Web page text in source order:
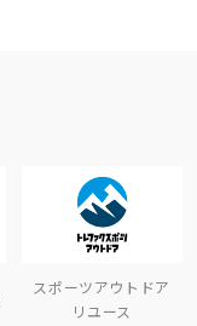
スポーツアウトドア
リユース